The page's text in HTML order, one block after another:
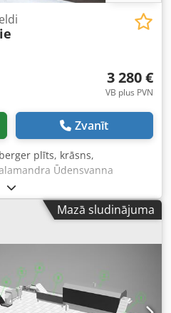
3 280 €
VB plus PVN
Zvanīt
plīts, krāsns,
Ūdensvanna
riņķu plīts E-4/850 (17 kW) 2
Chsdpfxjxqyfxe Aivea
(2,1 kW) Ūdens krāns Izmēri:
300 x 300 mm
mm Finansējums caur mūsu
konzept.leasingo.de Citus
meklējiet mūsu veikalā!
pēc pieprasījuma!
Mazā sludinājuma